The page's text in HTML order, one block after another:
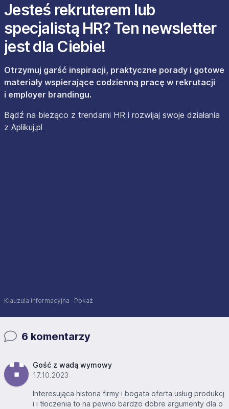
Jesteś rekruterem lub
specjalistą HR? Ten newsletter
jest dla Ciebie!
Otrzymuj garść inspiracji, praktyczne porady i gotowe
materiały wspierające codzienną pracę w rekrutacji
i employer brandingu.
Bądź na bieżąco z trendami HR i rozwijaj swoje działania
z Aplikuj.pl
Klauzula informacyjna Pokaż
6 komentarzy
Gość z wadą wymowy
17.10.2023
Interesująca historia firmy i bogata oferta usług produkcj
i i tłoczenia to na pewno bardzo dobre argumenty dla o